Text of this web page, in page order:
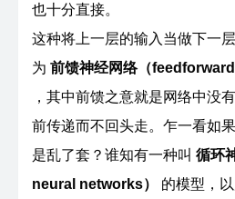
也十分直接。
这种将上一层的输入当做下一
为 前馈神经网络（
，其中前馈之意就是网络中
前传递而不回头走。乍一看如
是乱了套？谁知有一种叫 循环
neural networks）
的模型，